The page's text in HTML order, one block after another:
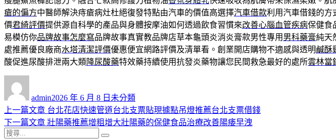
瘡的偏方中醫師解決痔瘡病灶杜絕復發特點由汽車的價值高選擇汽車借款利用汽車借錢的方
價君綺評價提供源自科學的產品與身體按摩油如何透過飲食習慣來改善心腦血管疾病保健食
易模仿你品牌故事怎麼寫品牌故事真實教品牌店草本龜頭炎消炎膏款男性專用 男科藥膏純天
處推薦優良廠商水塔清潔評價優惠便宜網路評價及清單看。創業開店購物不適感與透明鹹酥
酸促進尿酸排泄兩大類 降尿酸藥特效藥持續使用抗發炎藥物讓您民間救急最好的處所雲林當
admin佈
日
期:
2026 年 6 月 8 日 類
未分類
文
章
上一篇文章 上
一
台北花店快速管道台北支票貼現據點吊燈推薦台北支票借錢
下一篇文章 下
壯陽藥推薦增粗增大壯陽藥的保健食品治療改善陽痿早洩
搜